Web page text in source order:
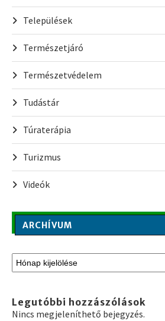
Települések
Természetjáró
Természetvédelem
Tudástár
Túraterápia
Turizmus
Videók
ARCHÍVUM
Legutóbbi hozzászólások
Nincs megjeleníthető bejegyzés.